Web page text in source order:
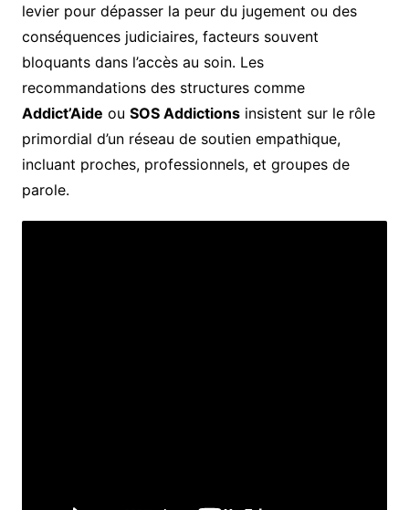
levier pour dépasser la peur du jugement ou des
conséquences judiciaires, facteurs souvent
bloquants dans l’accès au soin. Les
recommandations des structures comme
Addict’Aide ou SOS Addictionsinsistent sur le rôle
primordial d’un réseau de soutien empathique,
incluant proches, professionnels, et groupes de
parole.